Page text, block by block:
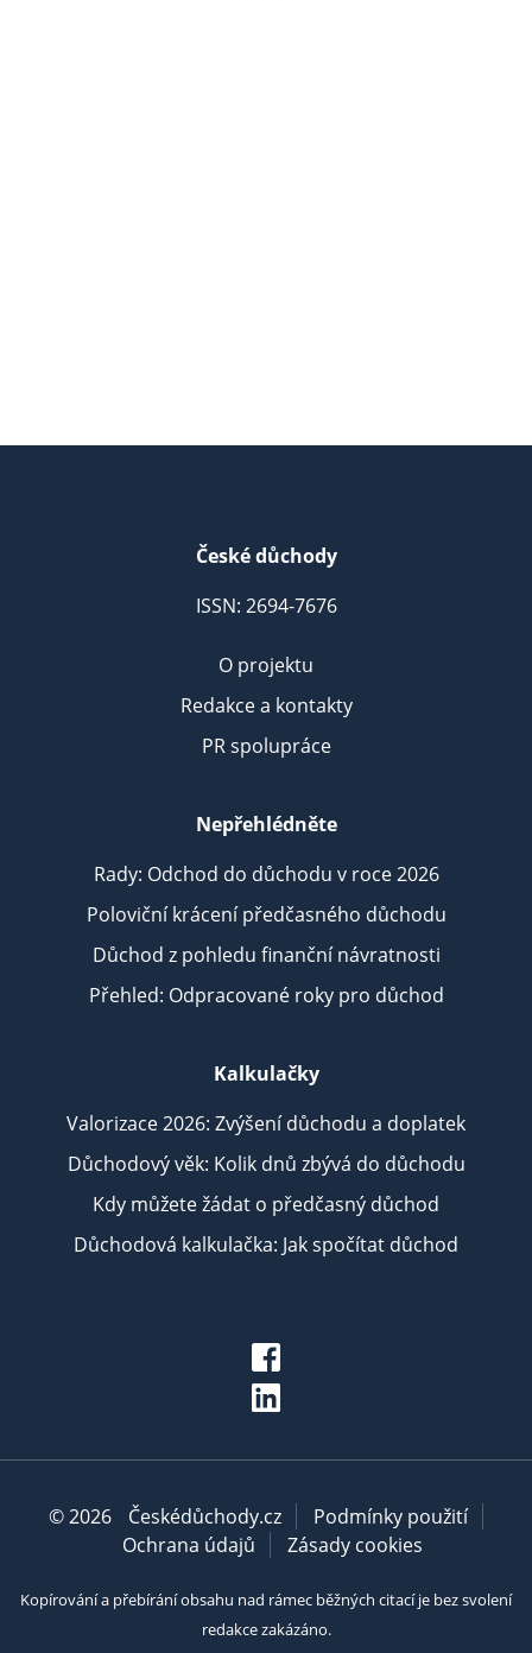
České důchody
ISSN: 2694-7676
O projektu
Redakce a kontakty
PR spolupráce
Nepřehlédněte
Rady: Odchod do důchodu v roce 2026
Poloviční krácení předčasného důchodu
Důchod z pohledu finanční návratnosti
Přehled: Odpracované roky pro důchod
Kalkulačky
Valorizace 2026: Zvýšení důchodu a doplatek
Důchodový věk: Kolik dnů zbývá do důchodu
Kdy můžete žádat o předčasný důchod
Důchodová kalkulačka: Jak spočítat důchod
© 2026 Českédůchody.cz
Podmínky použití
Ochrana údajů
Zásady cookies
Kopírování a přebírání obsahu nad rámec běžných citací je bez svolení
redakce zakázáno.